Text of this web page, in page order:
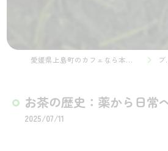
愛媛県上島町のカフェなら本とおちゃの店 ゆたかの本屋ちゃん ブログ
お茶の歴史：薬から日常
2025/07/11